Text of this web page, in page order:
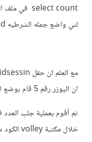
لني واضع جمله الشرطيه where markte_id = market_id
ان اليوزر رقم 5 قام بوضع اعجاب للموضوع رقم 99 مثلا
ثم أقوم بعملية جلب
خلال مكتبة volley الكود شغال ميه ميه الى هذا النقطة .